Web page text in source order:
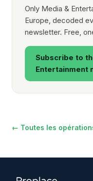
Only Media &
Europe, decoded
newsletter. Free,
Subscribe to
Entertainment
← Toutes les